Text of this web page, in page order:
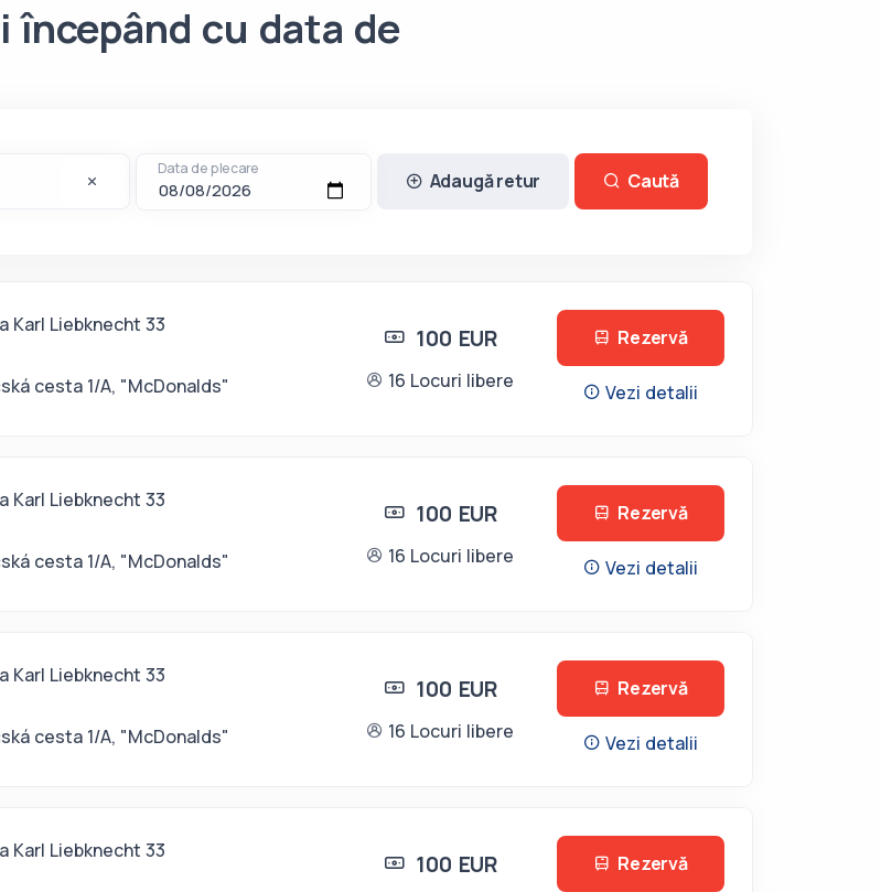
începând cu data de
Data de plecare Adaugă retur Caută
Karl Liebknecht 33
cesta 1/A, "McDonalds"
100 EUR
16 Locuri libere
Rezervă
Vezi detalii
Karl Liebknecht 33
cesta 1/A, "McDonalds"
100 EUR
16 Locuri libere
Rezervă
Vezi detalii
Karl Liebknecht 33
cesta 1/A, "McDonalds"
100 EUR
16 Locuri libere
Rezervă
Vezi detalii
Karl Liebknecht 33 100 EUR Rezervă